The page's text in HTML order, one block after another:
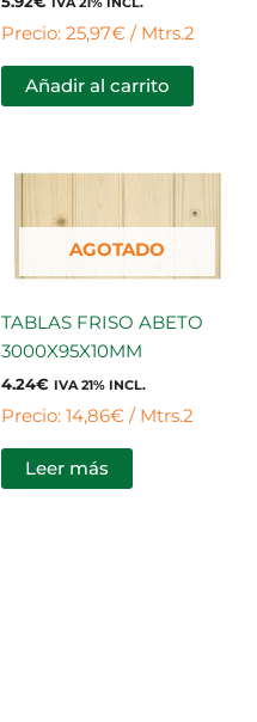
Precio: 25,97€ / Mtrs.2
Añadir al carrito
AGOTADO
TABLAS FRISO ABETO
3000X95X10MM
4.24€ IVA 21% INCL.
Precio: 14,86€ / Mtrs.2
Leer más